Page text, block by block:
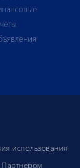
использования
Партнером